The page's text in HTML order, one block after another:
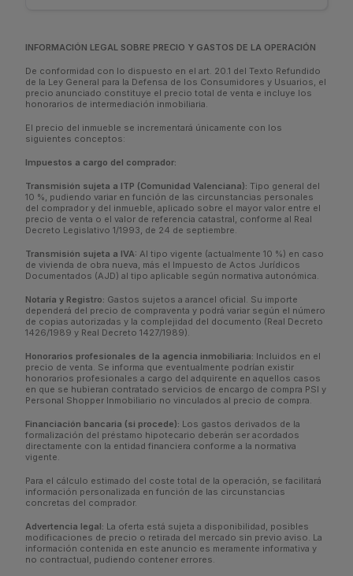
INFORMACIÓN LEGAL SOBRE PRECIO Y GASTOS DE LA OPERACIÓN
De conformidad con lo dispuesto en el art. 20.1 del Texto Refundido
de la Ley General para la Defensa de los Consumidores y Usuarios, el
precio anunciado constituye el precio total de venta e incluye los
honorarios de intermediación inmobiliaria.
El precio del inmueble se incrementará únicamente con los
siguientes conceptos:
Impuestos a cargo del comprador:
Transmisión sujeta a ITP (Comunidad Valenciana): Tipo general del
10 %, pudiendo variar en función de las circunstancias personales
del comprador y del inmueble, aplicado sobre el mayor valor entre el
precio de venta o el valor de referencia catastral, conforme al Real
Decreto Legislativo 1/1993, de 24 de septiembre.
Transmisión sujeta a IVA: Al tipo vigente (actualmente 10 %) en caso
de vivienda de obra nueva, más el Impuesto de Actos Jurídicos
Documentados (AJD) al tipo aplicable según normativa autonómica.
Notaría y Registro: Gastos sujetos a arancel oficial. Su importe
dependerá del precio de compraventa y podrá variar según el número
de copias autorizadas y la complejidad del documento (Real Decreto
1426/1989 y Real Decreto 1427/1989).
Honorarios profesionales de la agencia inmobiliaria: Incluidos en el
precio de venta. Se informa que eventualmente podrían existir
honorarios profesionales a cargo del adquirente en aquellos casos
en que se hubieran contratado servicios de encargo de compra PSI y
Personal Shopper Inmobiliario no vinculados al precio de compra.
Financiación bancaria (si procede): Los gastos derivados de la
formalización del préstamo hipotecario deberán ser acordados
directamente con la entidad financiera conforme a la normativa
vigente.
Para el cálculo estimado del coste total de la operación, se facilitará
información personalizada en función de las circunstancias
concretas del comprador.
Advertencia legal: La oferta está sujeta a disponibilidad, posibles
modificaciones de precio o retirada del mercado sin previo aviso. La
información contenida en este anuncio es meramente informativa y
no contractual, pudiendo contener errores.